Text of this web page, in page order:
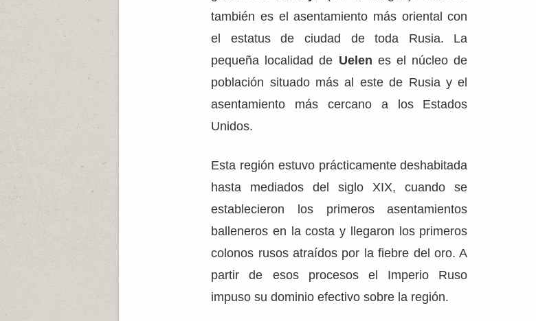
también es el asentamiento más oriental con
el estatus de ciudad de toda Rusia. La
pequeña localidad de Uelen es el núcleo de
población situado más al este de Rusia y el
asentamiento más cercano a los Estados
Unidos.
Esta región estuvo prácticamente deshabitada
hasta mediados del siglo XIX, cuando se
establecieron los primeros asentamientos
balleneros en la costa y llegaron los primeros
colonos rusos atraídos por la fiebre del oro. A
partir de esos procesos el Imperio Ruso
impuso su dominio efectivo sobre la región.